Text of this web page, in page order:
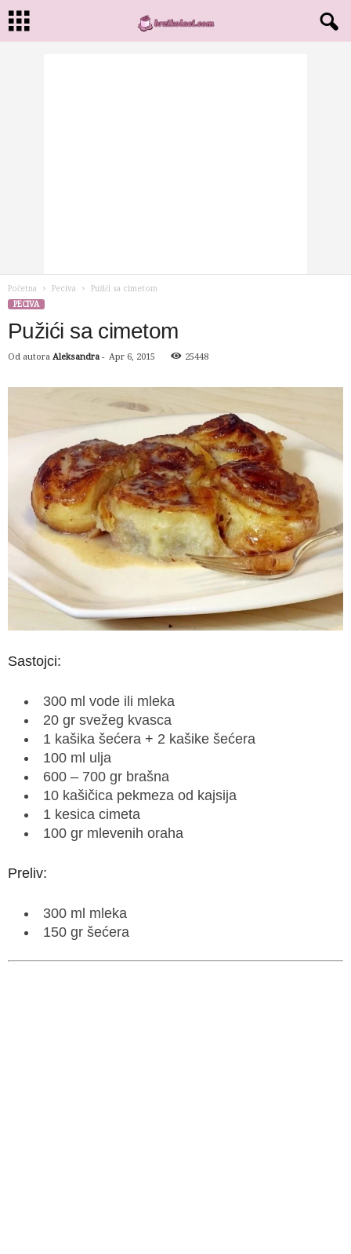
Početna Peciva
Pužići sa cimetom
PECIVA
Pužići sa cimetom
Od autora Aleksandra - Apr 6, 2015 25448
Sastojci:
300 ml vode ili mleka
20 gr svežeg kvasca
1 kašika šećera + 2 kašike šećera
100 ml ulja
600 – 700 gr brašna
10 kašičica pekmeza od kajsija
1 kesica cimeta
100 gr mlevenih oraha
Preliv:
300 ml mleka
150 gr šećera